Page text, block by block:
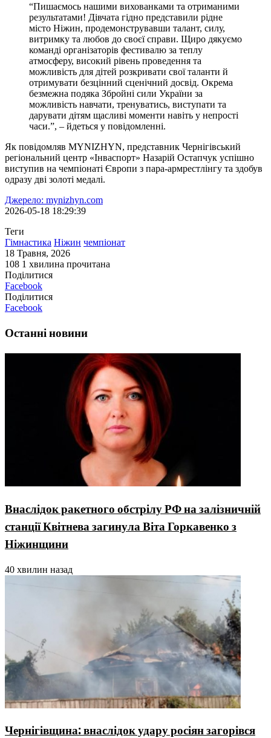
“Пишаємось нашими вихованками та отриманими
результатами! Дівчата гідно представили рідне
місто Ніжин, продемонструвавши талант, силу,
витримку та любов до своєї справи. Щиро дякуємо
команді організаторів фестивалю за теплу
атмосферу, високий рівень проведення та
можливість для дітей розкривати свої таланти й
отримувати безцінний сценічний досвід. Окрема
безмежна подяка Збройні сили України за
можливість навчати, тренуватись, виступати та
дарувати дітям щасливі моменти навіть у непрості
часи.”, – йдеться у повідомленні.
Як повідомляв MYNIZHYN, представник Чернігівський
регіональний центр «Інваспорт» Назарій Остапчук успішно
виступив на чемпіонаті Європи з пара-армрестлінгу та здобув
одразу дві золоті медалі.
Джерело: mynizhyn.com
2026-05-18 18:29:39
Теги
Гімнастика Ніжин чемпіонат
18 Травня, 2026
108 1 хвилина прочитана
Поділитися
Facebook
Поділитися
Facebook
Останні новини
Внаслідок ракетного обстрілу РФ на залізничній
станції Квітнева загинула Віта Горкавенко з
Ніжинщини
40 хвилин назад
Чернігівщина: внаслідок удару росіян загорівся